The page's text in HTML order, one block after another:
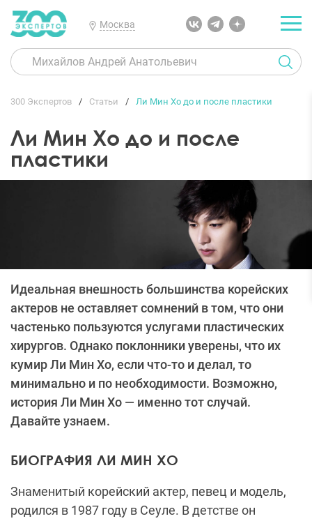
Москва
300 Экспертов Статьи Ли Мин Хо до и после пластики
Ли Мин Хо до и после
пластики
Идеальная внешность большинства корейских
актеров не оставляет сомнений в том, что они
частенько пользуются услугами пластических
хирургов. Однако поклонники уверены, что их
кумир Ли Мин Хо, если что-то и делал, то
минимально и по необходимости. Возможно,
история Ли Мин Хо — именно тот случай.
Давайте узнаем.
БИОГРАФИЯ ЛИ МИН ХО
Знаменитый корейский актер, певец и модель,
родился в 1987 году в Сеуле. В детстве он